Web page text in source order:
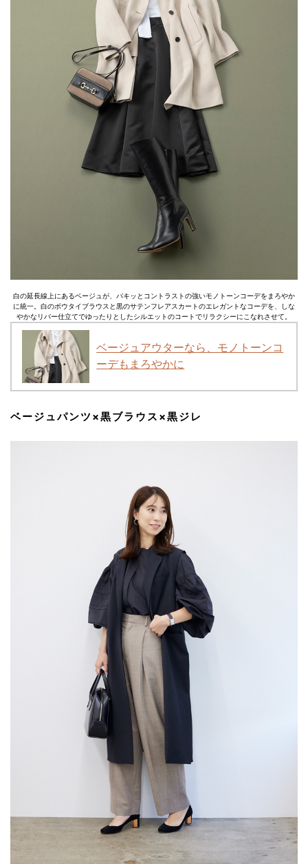
白の延長線上にあるベージュが、パキッとコントラストの強いモノトーンコーデをまろやか
に統一。白のボウタイブラウスと黒のサテンフレアスカートのエレガントなコーデを、しな
やかなリバー仕立てでゆったりとしたシルエットのコートでリラクシーにこなれさせて。
ベージュアウターなら、モノトーンコ
ーデもまろやかに
ベージュパンツ×黒ブラウス×黒ジレ